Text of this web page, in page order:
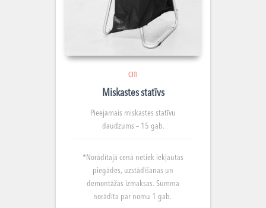
CITI
Miskastes statīvs
Pieejamais miskastes statīvu
daudzums – 15 gab.
*Norādītajā cenā netiek iekļautas
piegādes, uzstādīšanas un
demontāžas izmaksas. Summa
norādīta par nomu 1 gab.